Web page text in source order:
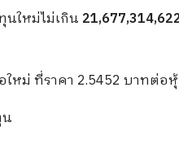
ใหม่ไม่เกิน
หม่ ที่ราคา 2.5452 บาทต่อ